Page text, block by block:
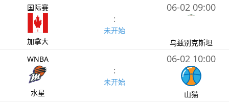
国际赛
加拿大
:
未开始
06-02 09:00
乌兹别克斯坦
WNBA
水星
:
未开始
06-02 10:00
山猫